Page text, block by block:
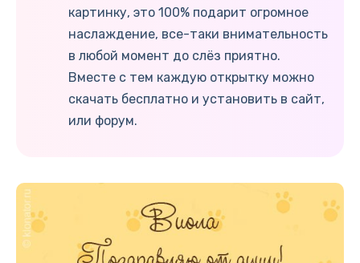
картинку, это 100% подарит огромное
наслаждение, все-таки внимательность
в любой момент до слёз приятно.
Вместе с тем каждую открытку можно
скачать бесплатно и установить в сайт,
или форум.